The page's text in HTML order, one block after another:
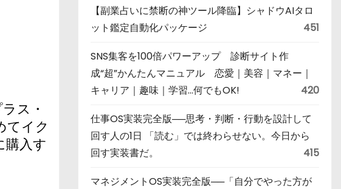
ス・
てイク
購入す
【副業占いに禁断の神ツール降臨】シャドウAIタロ
ット鑑定自動化パッケージ
451
SNS集客を100倍パワーアップ 診断サイト作
成“超”かんたんマニュアル 恋愛｜美容｜マネー｜
キャリア｜趣味｜学習…何でもOK!
420
仕事OS実装完全版──思考・判断・行動を設計して
回す人の1日 「読む」では終わらせない。今日から
回す実装書だ。
415
マネジメントOS実装完全版──「自分でやった方が